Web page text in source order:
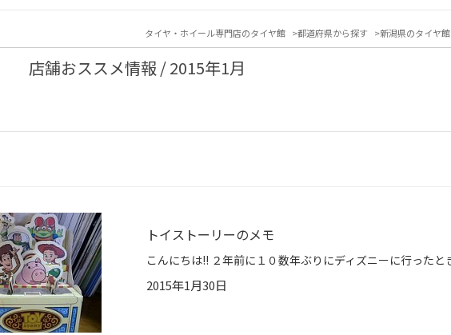
タイヤ・ホイール専門店のタイヤ館 都道府県から探す 新潟県のタイヤ館
店舗おススメ情報 / 2015年1月
トイストーリーのメモ
2015年1月30日